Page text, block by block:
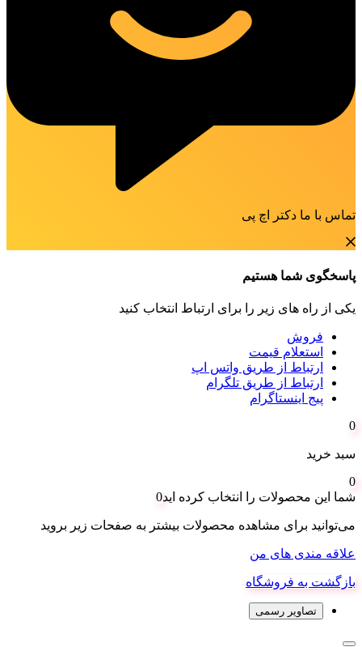
تماس با ما دکتر اچ پی
پاسخگوی شما هستیم
یکی از راه های زیر را برای ارتباط انتخاب کنید
فروش
استعلام قیمت
ارتباط از طریق واتس اپ
ارتباط از طریق تلگرام
پیج اینستاگرام
0
سبد خرید
0
شما این محصولات را انتخاب کرده اید0
می‌توانید برای مشاهده محصولات بیشتر به صفحات زیر بروید
علاقه مندی های من
بازگشت به فروشگاه
تصاویر رسمی